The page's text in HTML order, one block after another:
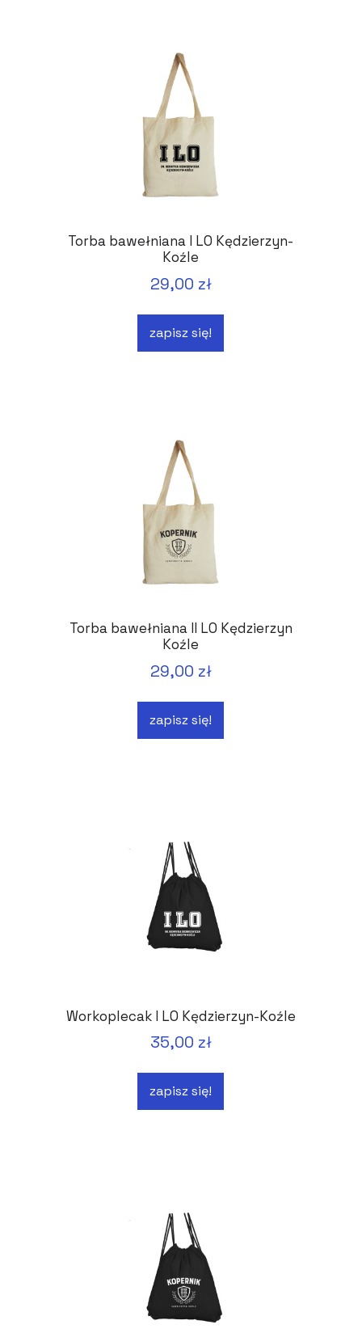
Torba bawełniana I LO Kędzierzyn-
Koźle
29,00 zł
zapisz się!
Torba bawełniana II LO Kędzierzyn
Koźle
29,00 zł
zapisz się!
Workoplecak I LO Kędzierzyn-Koźle
35,00 zł
zapisz się!